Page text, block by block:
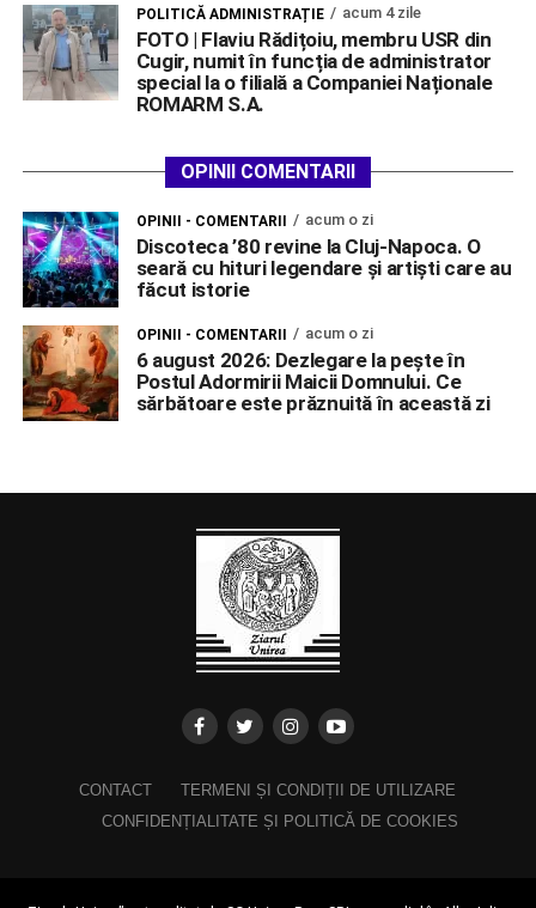
POLITICĂ ADMINISTRAȚIE acum 4 zile
FOTO | Flaviu Rădițoiu, membru USR din
Cugir, numit în funcția de administrator
special la o filială a Companiei Naționale
ROMARM S.A.
OPINII COMENTARII
OPINII - COMENTARII acum o zi
Discoteca ’80 revine la Cluj-Napoca. O
seară cu hituri legendare și artiști care au
făcut istorie
OPINII - COMENTARII acum o zi
6 august 2026: Dezlegare la pește în
Postul Adormirii Maicii Domnului. Ce
sărbătoare este prăznuită în această zi
CONTACT
TERMENI ȘI CONDIȚII DE UTILIZARE
CONFIDENȚIALITATE ȘI POLITICĂ DE COOKIES